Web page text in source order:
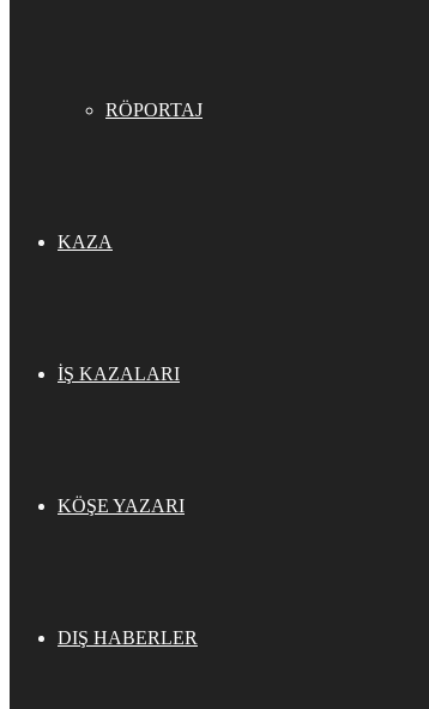
RÖPORTAJ
KAZA
İŞ KAZALARI
KÖŞE YAZARI
DIŞ HABERLER